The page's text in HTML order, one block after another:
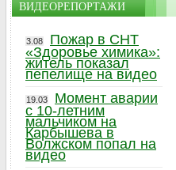
ВИДЕОРЕПОРТАЖИ
3.08
Пожар в СНТ
«Здоровье химика»:
житель показал
пепелище на видео
19.03
Момент аварии
с 10-летним
мальчиком на
Карбышева в
Волжском попал на
видео